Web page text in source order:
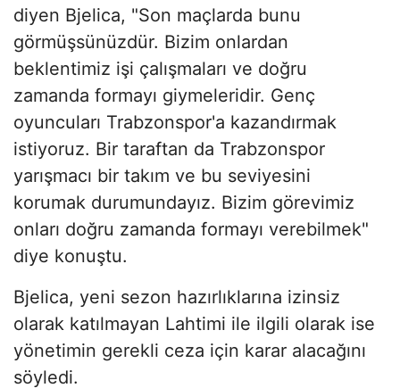
diyen Bjelica, "Son maçlarda bunu
görmüşsünüzdür. Bizim onlardan
beklentimiz işi çalışmaları ve doğru
zamanda formayı giymeleridir. Genç
oyuncuları Trabzonspor'a kazandırmak
istiyoruz. Bir taraftan da Trabzonspor
yarışmacı bir takım ve bu seviyesini
korumak durumundayız. Bizim görevimiz
onları doğru zamanda formayı verebilmek"
diye konuştu.
Bjelica, yeni sezon hazırlıklarına izinsiz
olarak katılmayan Lahtimi ile ilgili olarak ise
yönetimin gerekli ceza için karar alacağını
söyledi.